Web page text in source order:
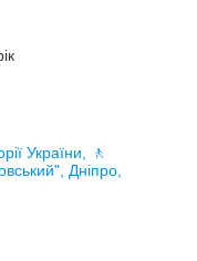
України, 🚶
Дніпро,